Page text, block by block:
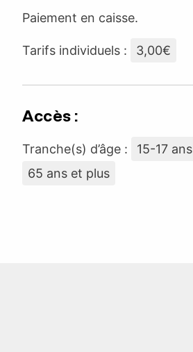
Paiement en caisse.
Tarifs individuels : 3,00€
Accès :
Tranche(s) d’âge : 15-17 ans
65 ans et plus